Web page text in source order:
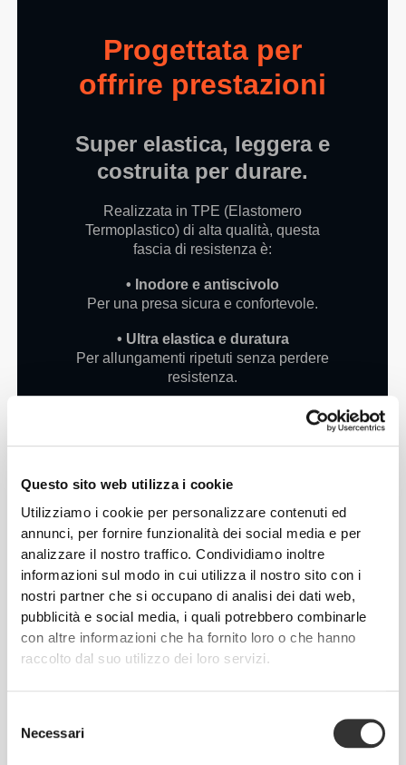
Questo sito web utilizza i cookie
Utilizziamo i cookie per personalizzare contenuti ed
annunci, per fornire funzionalità dei social media e per
analizzare il nostro traffico. Condividiamo inoltre
informazioni sul modo in cui utilizza il nostro sito con i
nostri partner che si occupano di analisi dei dati web,
pubblicità e social media, i quali potrebbero combinarle
con altre informazioni che ha fornito loro o che hanno
raccolto dal suo utilizzo dei loro servizi.
delNecessari
Progettata per
offrire prestazioni
Super elastica, leggera e
costruita per durare.
Realizzata in TPE (Elastomero
Termoplastico) di alta qualità, questa
fascia di resistenza è:
• Inodore e antiscivolo
Per una presa sicura e confortevole.
• Ultra elastica e duratura
Per allungamenti ripetuti senza perdere
resistenza.